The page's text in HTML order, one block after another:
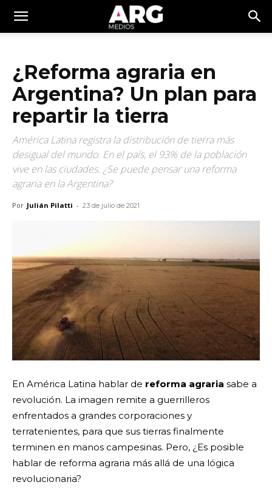
¿Reforma agraria en
Argentina? Un plan para
repartir la tierra
América Latina registra la distribución de tierra más
desigual del mundo. En el país, el 93% de la población
vive en las ciudades. ¿Se puede pensar una reforma
agraria en la Argentina?
Por Julián Pilatti - 23 de julio de 2021
En América Latina hablar de reforma agraria sabe a
revolución. La imagen remite a guerrilleros
enfrentados a grandes corporaciones y
terratenientes, para que sus tierras finalmente
terminen en manos campesinas. Pero, ¿Es posible
hablar de reforma agraria más allá de una lógica
revolucionaria?